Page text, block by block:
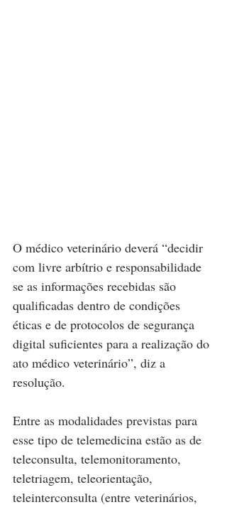
O médico veterinário deverá “decidir
com livre arbítrio e responsabilidade
se as informações recebidas são
qualificadas dentro de condições
éticas e de protocolos de segurança
digital suficientes para a realização do
ato médico veterinário”, diz a
resolução.
Entre as modalidades previstas para
esse tipo de telemedicina estão as de
teleconsulta, telemonitoramento,
teletriagem, teleorientação,
teleinterconsulta (entre veterinários,